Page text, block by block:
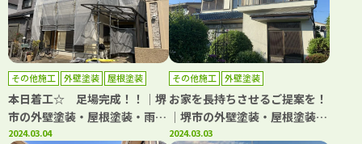
その他施工 外壁塗装
屋根塗装
防水工事
本日着工☆ 足場完成！！│堺
市の外壁塗装・屋根塗装・雨漏
り修理専門店 千成工務店
2024.03.04
その他施工 外壁塗装
お家を長持ちさせるご提案を！
│堺市の外壁塗装・屋根塗装・
雨漏り専門店 千成工務店
2024.03.03